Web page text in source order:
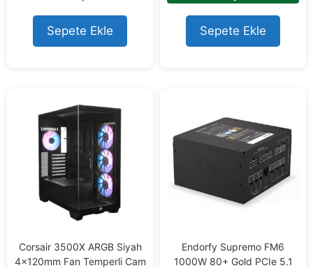
u
t
o
f
Sepete Ekle
5
Sepete Ekle
Corsair 3500X ARGB Siyah
4x120mm Fan Temperli Cam
Endorfy Supremo FM6
1000W 80+ Gold PCIe 5.1